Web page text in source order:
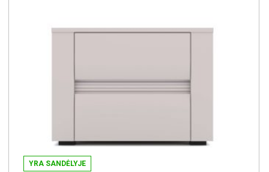
YRA SANDĖLYJE